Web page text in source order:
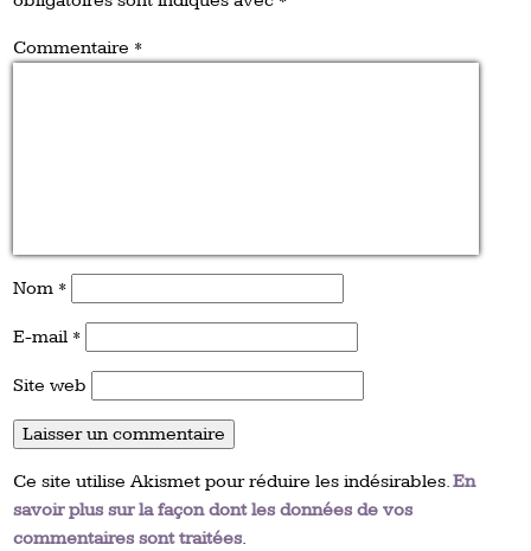
Commentaire *
Nom *
E-mail *
Site web
Ce site utilise Akismet pour réduire les indésirables.En
savoir plus sur la façon dont les données de vos
commentaires sont traitées.